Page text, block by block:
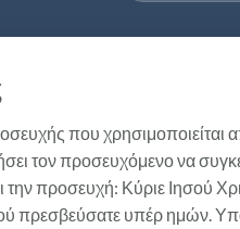
που χρησιμοποιείται
τον προσευχόμενο να
προσευχή: Κύριε Ιησού
πρεσβεύσατε υπέρ ημών.